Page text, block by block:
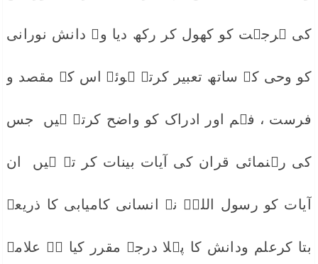
کی ہرجہت کو کھول کر رکھ دیا وہ دانش نورانی
کو وحی کے ساتھ تعبیر کرتے ہوئے اس کے مقصد و
فرست ، فہم اور ادراک کو واضح کرتے ہیں جس
کی رہنمائی قران کی آیات بینات کر تے ہیں ان
آیات کو رسول اللہۖ نے انسانی کامیابی کا ذریعہ
بتا کرعلم ودانش کا پہلا درجہ مقرر کیا ہے علامہ